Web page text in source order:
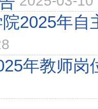
2025年自
年教师岗